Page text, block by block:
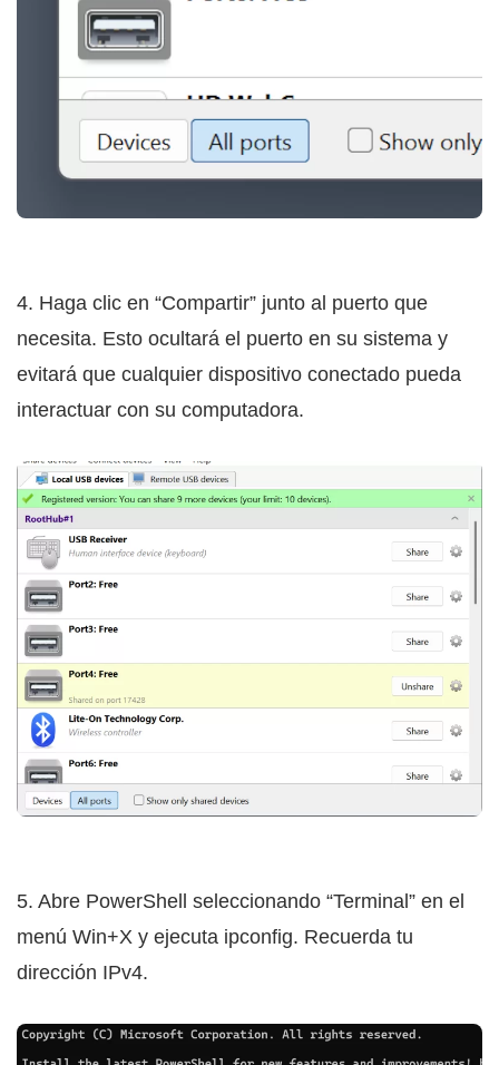
4. Haga clic en “Compartir” junto al puerto que
necesita. Esto ocultará el puerto en su sistema y
evitará que cualquier dispositivo conectado pueda
interactuar con su computadora.
5. Abre PowerShell seleccionando “Terminal” en el
menú Win+X y ejecuta ipconfig. Recuerda tu
dirección IPv4.